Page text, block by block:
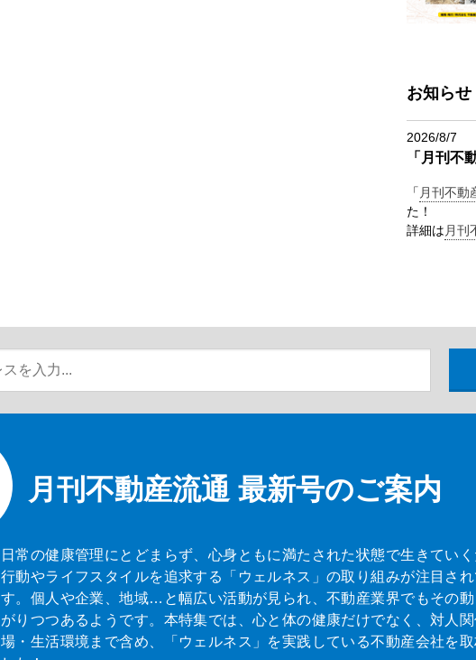
お知らせ
2026/8/7
「月刊不
「 月刊不動
た！
詳細は 月刊
月刊不動産流通 最新号のご案内
日常の健康管理にとどまらず、心身ともに満たされた状態で生きてい
行動やライフスタイルを追求する「ウェルネス」の取り組みが注目され
す。個人や企業、地域…と幅広い活動が見られ、不動産業界でもその
がりつつあるようです。本特集では、心と体の健康だけでなく、対人
場・生活環境まで含め、「ウェルネス」を実践している不動産会社を取